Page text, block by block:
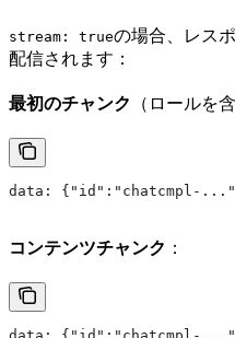
stream: trueの場合、レスポ
配信されます：
最初のチャンク （ロールを
data: {"id":"chatcmpl-
コンテンツチャンク ：